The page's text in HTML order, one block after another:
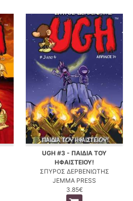
UGH #3 - ΠΑΙΔΙΑ ΤΟΥ
ΗΦΑΙΣΤΕΙΟΥ!
ΣΠΥΡΟΣ ΔΕΡΒΕΝΙΩΤΗΣ
JEMMA PRESS
3.85€